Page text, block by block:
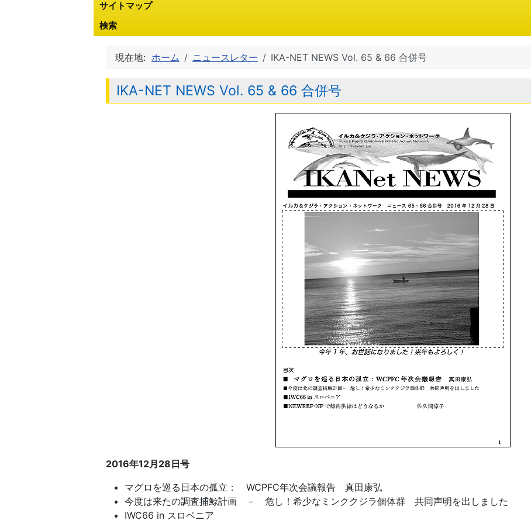
サイトマップ
検索
現在地: ホーム ニュースレター IKA-NET NEWS Vol. 65 & 66 合併号
IKA-NET NEWS Vol. 65 & 66 合併号
2016年12月28日号
マグロを巡る日本の孤立： WCPFC年次会議報告 真田康弘
今度は来たの調査捕鯨計画 － 危し！希少なミンククジラ個体群 共同声明を出しました
IWC66 in スロベニア